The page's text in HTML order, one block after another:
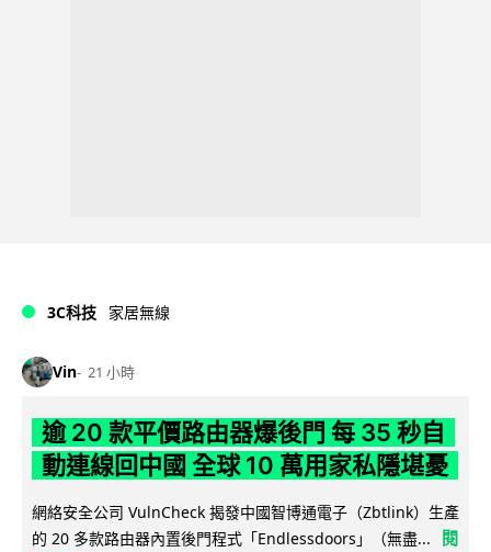
3C科技 家居無線
Vin 21 小時
逾 20 款平價路由器爆後門 每 35 秒自
動連線回中國 全球 10 萬用家私隱堪憂
網絡安全公司 VulnCheck 揭發中國智博通電子（Zbtlink）生產
的 20 多款路由器內置後門程式「Endlessdoors」（無盡...
閱